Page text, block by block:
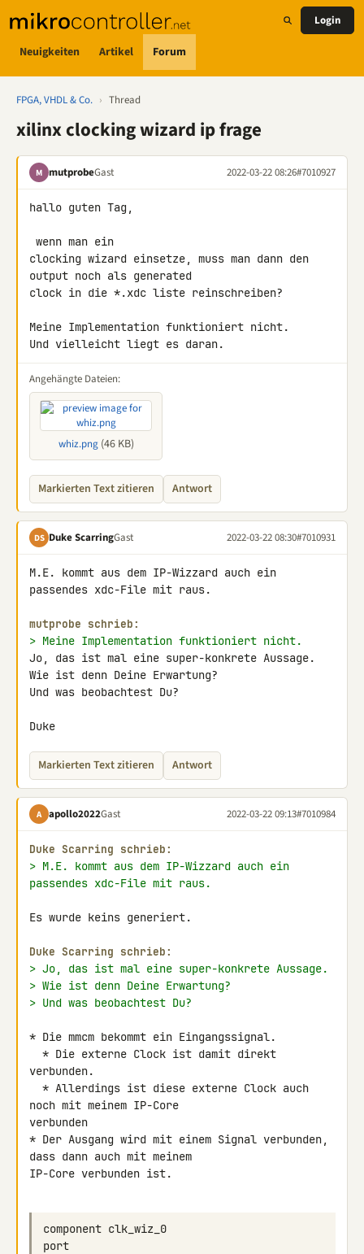
Neuigkeiten Artikel Forum
Login
FPGA, VHDL & Co. › Thread
xilinx clocking wizard ip frage
M mutprobeGast 2022-03-22 08:26#7010927
hallo guten Tag,
clocking wizard einsetze, muss man dann den
output noch als generated
clock in die *.xdc liste reinschreiben?
Meine Implementation funktioniert nicht.
Und vielleicht liegt es daran.
Angehängte Dateien:
whiz.png(46 KB)
Markierten Text zitieren Antwort
DS Duke ScarringGast 2022-03-22 08:30#7010931
M.E. kommt aus dem IP-Wizzard auch ein
passendes xdc-File mit raus.
mutprobe schrieb:
> Meine Implementation funktioniert nicht.
Jo, das ist mal eine super-konkrete Aussage.
Wie ist denn Deine Erwartung?
Und was beobachtest Du?
Duke
Markierten Text zitieren Antwort
A apollo2022Gast 2022-03-22 09:13#7010984
Duke Scarring schrieb:
> M.E. kommt aus dem IP-Wizzard auch ein
passendes xdc-File mit raus.
Es wurde keins generiert.
Duke Scarring schrieb:
> Jo, das ist mal eine super-konkrete Aussage.
> Wie ist denn Deine Erwartung?
> Und was beobachtest Du?
* Die mmcm bekommt ein Eingangssignal.
verbunden.
noch mit meinem IP-Core
verbunden
* Der Ausgang wird mit einem Signal verbunden,
dass dann auch mit meinem
IP-Core verbunden ist.
component clk_wiz_0
port